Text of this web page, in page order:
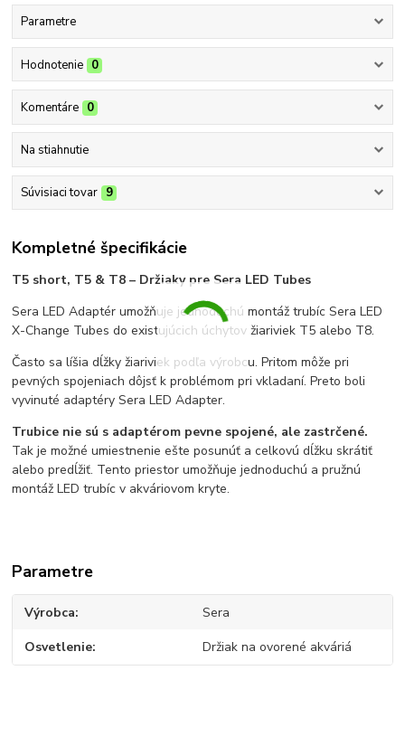
Parametre
Hodnotenie 0
Komentáre 0
Na stiahnutie
Súvisiaci tovar 9
Kompletné špecifikácie
T5 short, T5 & T8 – Držiaky pre Sera LED Tubes
Sera LED Adaptér umožňuje jednoduchú montáž trubíc Sera LED
X-Change Tubes do existujúcich úchytov žiariviek T5 alebo T8.
Často sa líšia dĺžky žiariviek podľa výrobcu. Pritom môže pri
pevných spojeniach dôjsť k problémom pri vkladaní. Preto boli
vyvinuté adaptéry Sera LED Adapter.
Trubice nie sú s adaptérom pevne spojené, ale zastrčené.
Tak je možné umiestnenie ešte posunúť a celkovú dĺžku skrátiť
alebo predĺžiť. Tento priestor umožňuje jednoduchú a pružnú
montáž LED trubíc v akváriovom kryte.
Parametre
Výrobca Sera
Osvetlenie Držiak na ovorené akváriá